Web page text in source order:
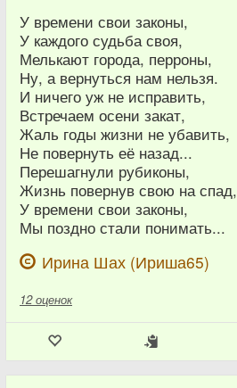
У времени свои законы,
У каждого судьба своя,
Мелькают города, перроны,
Ну, а вернуться нам нельзя.
И ничего уж не исправить,
Встречаем осени закат,
Жаль годы жизни не убавить,
Не повернуть её назад...
Перешагнули рубиконы,
Жизнь повернув свою на спад,
У времени свои законы,
Мы поздно стали понимать...
Ирина Шах (Ириша65)
12 оценок